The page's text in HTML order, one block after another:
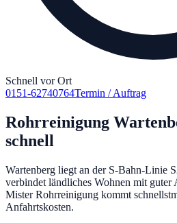
Schnell vor Ort
0151-62740764Termin / Auftrag
Rohrreinigung
schnell
Wartenberg liegt an der S-Bahn-Linie
verbindet ländliches Wohnen mit guter
Mister Rohrreinigung kommt
Anfahrtskosten.